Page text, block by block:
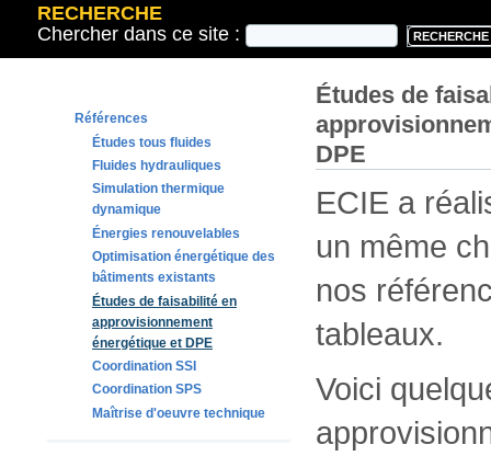
RECHERCHE
Chercher dans ce site :
Références
Études tous fluides
Fluides hydrauliques
Simulation thermique
dynamique
Énergies renouvelables
Optimisation énergétique des
bâtiments existants
Études de faisabilité en
approvisionnement
énergétique et DPE
Coordination SSI
Coordination SPS
Maîtrise d'oeuvre technique
Études de
DPE
ECIE a
un même
nos
tableaux.
Voici